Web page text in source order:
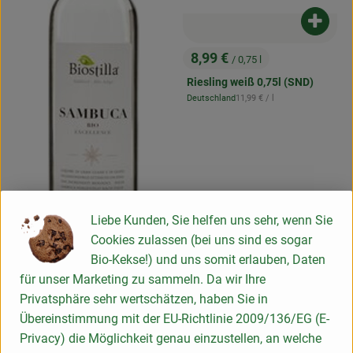
26,95 €/ 0,7 l
Produkt zum Warenkorb hinzufügen
, Preis:
8,99 € / 0,75 l
Riesling weiß 0,75l (SND)
, Herkunft:
Deutschland, Referenzpreis:
11,99 € / l
Liebe Kunden, Sie helfen uns sehr, wenn Sie
Cookies zulassen (bei uns sind es sogar
Bio-Kekse!) und uns somit erlauben, Daten
für unser Marketing zu sammeln. Da wir Ihre
Privatsphäre sehr wertschätzen, haben Sie in
Übereinstimmung mit der EU-Richtlinie 2009/136/EG (E-
Privacy) die Möglichkeit genau einzustellen, an welche